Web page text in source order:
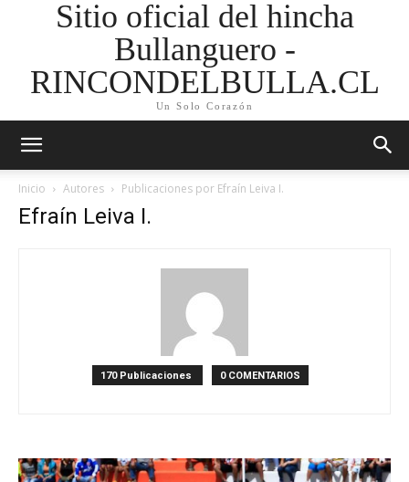
Sitio oficial del hincha
Bullanguero -
RINCONDELBULLA.CL
Un Solo Corazón
Inicio Autores Publicaciones por Efraín Leiva I.
Efraín Leiva I.
170 Publicaciones 0 COMENTARIOS